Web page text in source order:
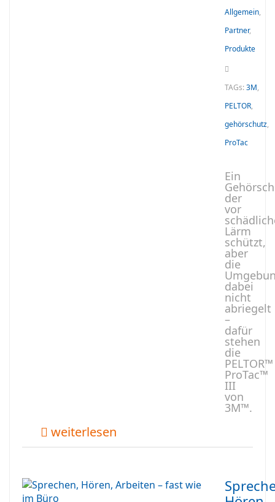
Allgemein,
Partner,
Produkte
TAGs:3M,
PELTOR,
gehörschutz,
ProTac
Ein
der
vor
Lärm
schützt,
aber
die
dabei
nicht
abriegelt
–
dafür
stehen
die
PELTOR™
ProTac™
III
von
3M™.
weiterlesen